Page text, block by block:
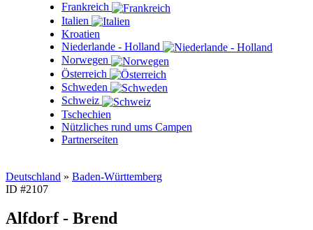
Frankreich
Italien
Kroatien
Niederlande - Holland
Norwegen
Österreich
Schweden
Schweiz
Tschechien
Nützliches rund ums Campen
Partnerseiten
Deutschland » Baden-Württemberg
ID #2107
Alfdorf - Brend